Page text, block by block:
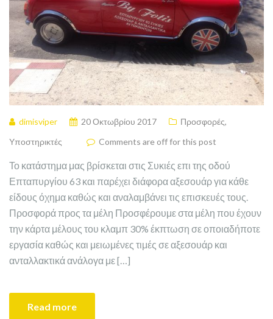
dimisviper 20 Οκτωβρίου 2017 Προσφορές,
Υποστηρικτές
Comments are off for this post
Το κατάστημα μας βρίσκεται στις Συκιές επι της οδού
Επταπυργίου 63 και παρέχει διάφορα αξεσουάρ για κάθε
είδους όχημα καθώς και αναλαμβάνει τις επισκευές τους.
Προσφορά προς τα μέλη Προσφέρουμε στα μέλη που έχουν
την κάρτα μέλους του κλαμπ 30% έκπτωση σε οποιαδήποτε
εργασία καθώς και μειωμένες τιμές σε αξεσουάρ και
ανταλλακτικά ανάλογα με […]
Read more